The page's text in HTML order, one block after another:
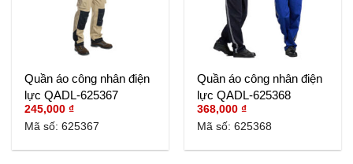
Quần áo công nhân điện
lực QADL-625367
245,000₫
Mã số: 625367
Quần áo công nhân điện
lực QADL-625368
368,000₫
Mã số: 625368